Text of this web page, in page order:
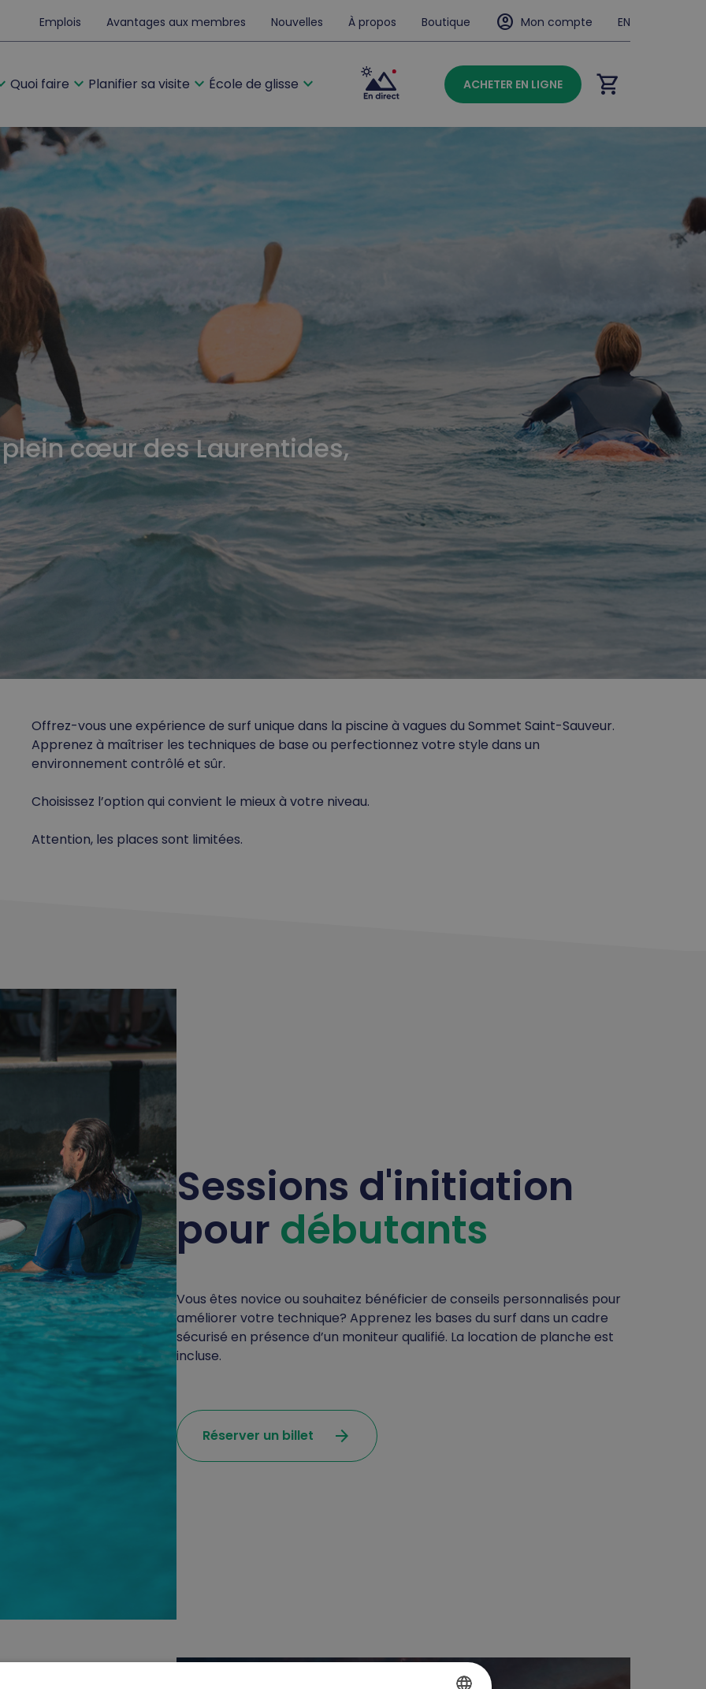
Emplois Avantages aux membres Nouvelles À propos Boutique account_circle Mon compte EN
Quoi faire expand_more Planifier sa visite expand_more École de glisse expand_more ACHETER EN LIGNE shopping_cart
cœur des Laurentides,
Offrez-vous une expérience de surf unique dans la piscine à vagues du Sommet Saint-Sauveur.
Apprenez à maîtriser les techniques de base ou perfectionnez votre style dans un
environnement contrôlé et sûr.
Choisissez l’option qui convient le mieux à votre niveau.
Attention, les places sont limitées.
Sessions d'initiation
pour débutants
Vous êtes novice ou souhaitez bénéficier de conseils personnalisés pour
améliorer votre technique? Apprenez les bases du surf dans un cadre
sécurisé en présence d’un moniteur qualifié. La location de planche est
incluse.
Réserver un billet arrow_forward